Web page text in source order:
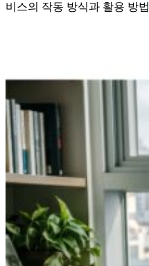
비스의 작동 방식과 활용 방